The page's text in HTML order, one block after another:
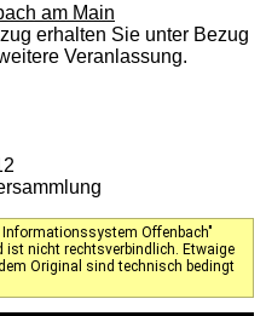
am Main
erhalten Sie unter Bezug
Veranlassung.
Offenbach"
ist nicht rechtsverbindlich. Etwaige
Original sind technisch bedingt